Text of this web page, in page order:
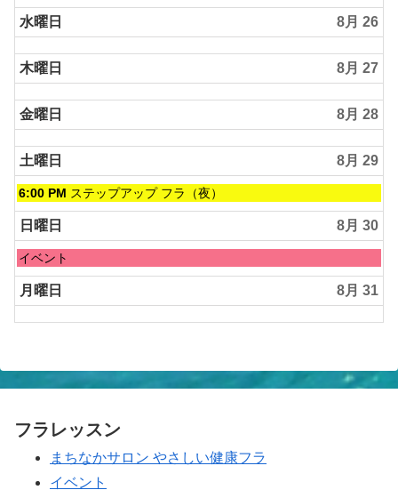
水曜日 8月 26
木曜日 8月 27
金曜日 8月 28
土曜日 8月 29
土
曜
日,
8
月
2026
6:00 PM ステップアップ フラ（夜）
日曜日 8月 30
日
曜
日,
8
月
イベント
月曜日 8月 31
フラレッスン
まちなかサロン やさしい健康フラ
イベント